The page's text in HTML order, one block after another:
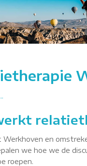
Werkhoven en
we hoe we de
roepen.